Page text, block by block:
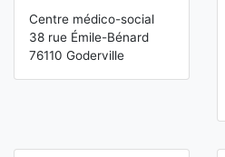
Centre médico-social
38 rue Émile-Bénard
76110 Goderville